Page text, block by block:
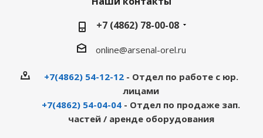
+7 (4862) 78-00-08
online@arsenal-orel.ru
+7(4862) 54-12-12- Отдел по работе с юр.
лицами
+7(4862) 54-04-04 - Отдел по продаже зап.
частей / аренде оборудования